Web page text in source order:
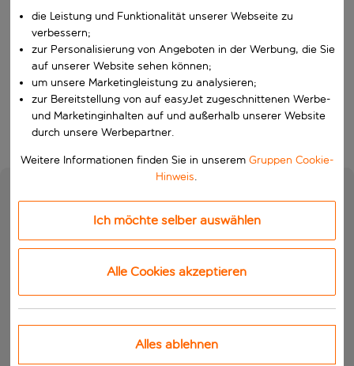
W&auml;hle ein Ab- und R&uuml;ckflugdatum aus.
Wer
Suchen
die Leistung und Funktionalität unserer Webseite zu
verbessern;
zur Personalisierung von Angeboten in der Werbung, die Sie
auf unserer Website sehen können;
um unsere Marketingleistung zu analysieren;
zur Bereitstellung von auf easyJet zugeschnittenen Werbe-
und Marketinginhalten auf und außerhalb unserer Website
durch unsere Werbepartner.
Weitere Informationen finden Sie in unserem Gruppen Cookie-
Hinweis.
Ich möchte selber auswählen
Alle Cookies akzeptieren
Alles ablehnen